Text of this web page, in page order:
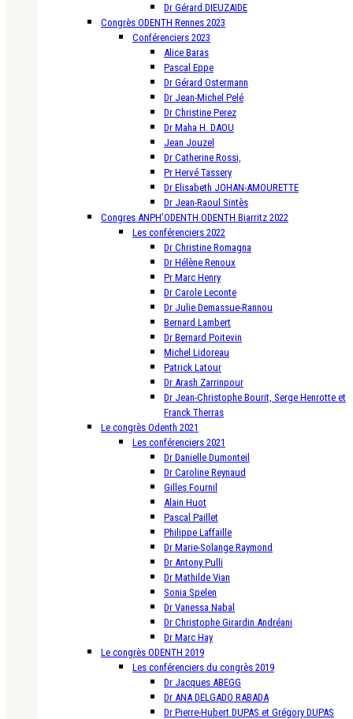
Dr Gérard DIEUZAIDE
Congrès ODENTH Rennes 2023
Conférenciers 2023
Alice Baras
Pascal Eppe
Dr Gérard Ostermann
Dr Jean-Michel Pelé
Dr Christine Perez
Dr Maha H. DAOU
Jean Jouzel
Dr Catherine Rossi,
Pr Hervé Tassery
Dr Elisabeth JOHAN-AMOURETTE
Dr Jean-Raoul Sintès
Congres ANPH’ODENTH ODENTH Biarritz 2022
Les conférenciers 2022
Dr Christine Romagna
Dr Hélène Renoux
Pr Marc Henry
Dr Carole Leconte
Dr Julie Demassue-Rannou
Bernard Lambert
Dr Bernard Poitevin
Michel Lidoreau
Patrick Latour
Dr Arash Zarrinpour
Dr Jean-Christophe Bourit, Serge Henrotte et
Franck Therras
Le congrès Odenth 2021
Les conférenciers 2021
Dr Danielle Dumonteil
Dr Caroline Reynaud
Gilles Fournil
Alain Huot
Pascal Paillet
Philippe Laffaille
Dr Marie-Solange Raymond
Dr Antony Pulli
Dr Mathilde Vian
Sonia Spelen
Dr Vanessa Nabal
Dr Christophe Girardin Andréani
Dr Marc Hay
Le congrès ODENTH 2019
Les conférenciers du congrès 2019
Dr Jacques ABEGG
Dr ANA DELGADO RABADA
Dr Pierre-Hubert DUPAS et Grégory DUPAS